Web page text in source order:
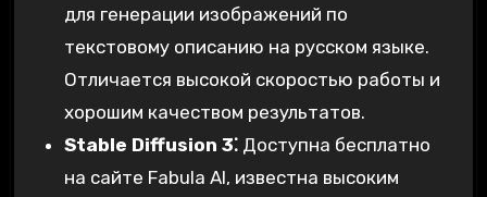
для генерации изображений по
текстовому описанию на русском языке.
Отличается высокой скоростью работы и
хорошим качеством результатов.
Stable Diffusion 3⁚Доступна бесплатно
на сайте Fabula AI, известна высоким